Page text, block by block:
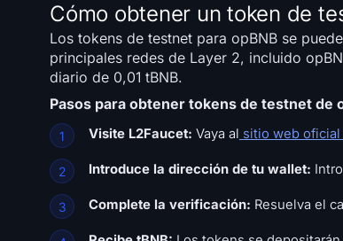
Cómo obtener un token de
Los tokens de testnet para opBNB se
principales redes de Layer 2, incluido
diario de 0,01 tBNB.
Pasos para obtener tokens de testnet de
Visite L2Faucet: Vaya al sitio web oficial
Introduce la dirección de tu wallet:
Complete la verificación: Resuelva el